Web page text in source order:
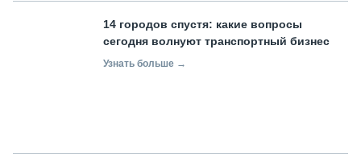
14 городов спустя: какие вопросы
сегодня волнуют транспортный бизнес
Узнать больше →